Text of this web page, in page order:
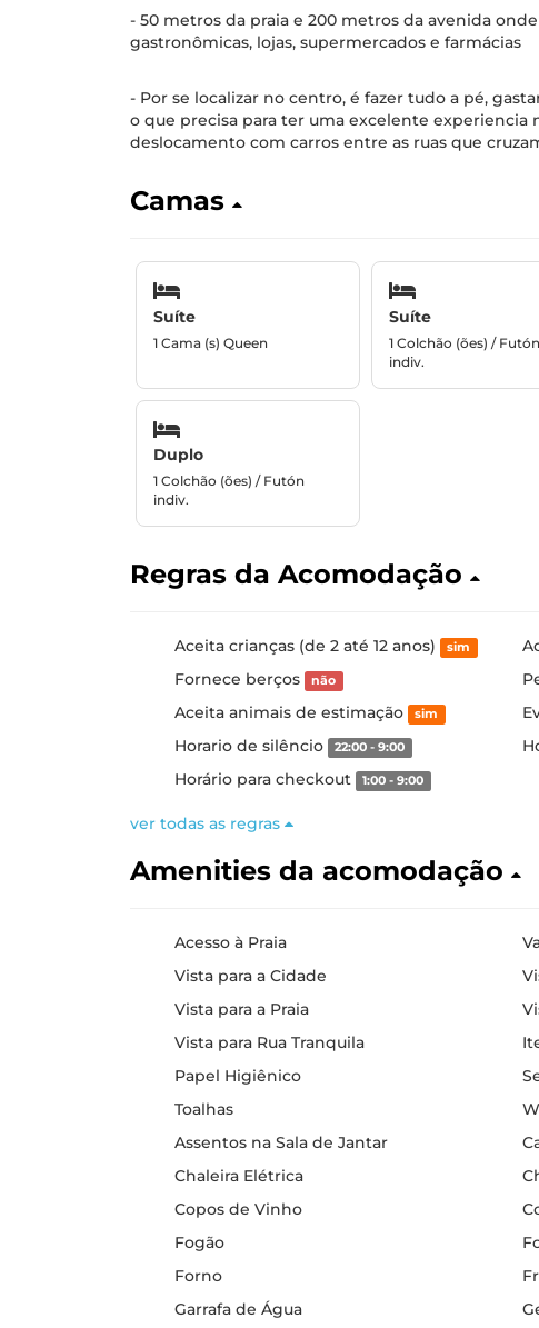
- 50 metros da praia e 200 metros da avenida
gastronômicas, lojas, supermercados e farmácias
- Por se localizar no centro, é fazer tudo a pé,
o que precisa para ter uma excelente experiencia
deslocamento com carros entre as ruas que
Camas
Suíte
1 Cama (s) Queen
Suíte
1 Colchão (ões) / Futón
indiv.
Duplo
1 Colchão (ões) / Futón
indiv.
Regras da Acomodação
Aceita crianças (de 2 até 12 anos) sim
Fornece berços não
Aceita animais de estimação sim
Horario de silêncio 22:00 - 9:00
Horário para checkout 1:00 - 9:00
ver todas as regras
Amenities da acomodação
Acesso à Praia
Vista para a Cidade
Vista para a Praia
Vista para Rua Tranquila
Papel Higiênico
Toalhas
Assentos na Sala de Jantar
Chaleira Elétrica
Copos de Vinho
Fogão
Forno
Garrafa de Água